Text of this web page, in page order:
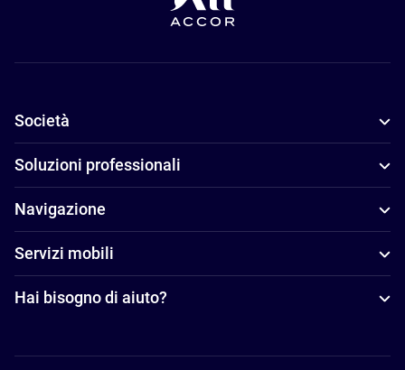
Società
Soluzioni professionali
Navigazione
Servizi mobili
Hai bisogno di aiuto?